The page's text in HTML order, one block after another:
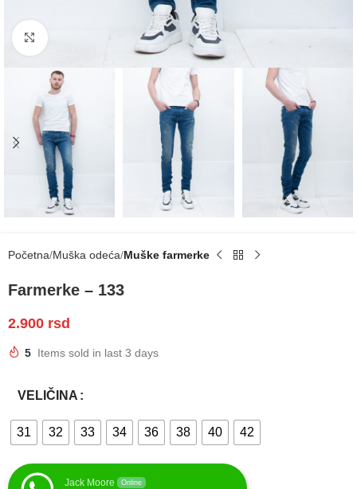
Početna Muška odeća Muške farmerke
Farmerke – 133
2.900 rsd
5 Items sold in last 3 days
VELIČINA
31 32 33 34 36 38 40 42
Jack Moore Online